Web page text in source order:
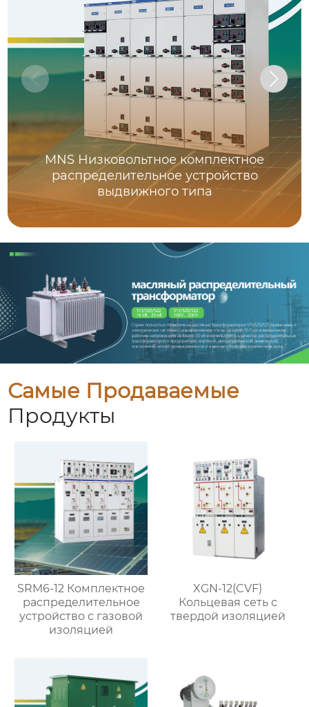
MNS Низковольтное комплектное
распределительное устройство
выдвижного типа
Самые Продаваемые
Продукты
SRM6-12 Комплектное
распределительное
устройство с газовой
изоляцией
XGN-12(CVF)
Кольцевая сеть с
твердой изоляцией